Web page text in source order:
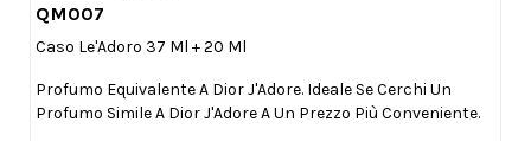
QM007
Caso Le'Adoro 37 Ml + 20 Ml
Profumo Equivalente A Dior J'Adore. Ideale Se Cerchi Un
Profumo Simile A Dior J'Adore A Un Prezzo Più Conveniente.